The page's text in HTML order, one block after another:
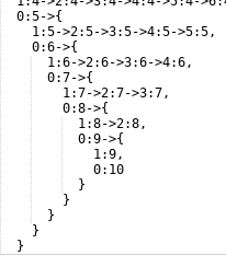
  0:5->
{
    1:5->2:5->3:5->4:5->5:5,
    0:6->
{
  1:6->2:6->3:6->4:6,
  0:7->
{
    1:7->2:7->3:7,
    0:8->
{
  1:8->2:8,
  0:9->
{
    1:9,
    0:10
}
}
}
}
}